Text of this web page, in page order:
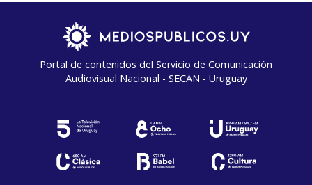
Portal de contenidos del Servicio de Comunicación
Audiovisual Nacional - SECAN - Uruguay